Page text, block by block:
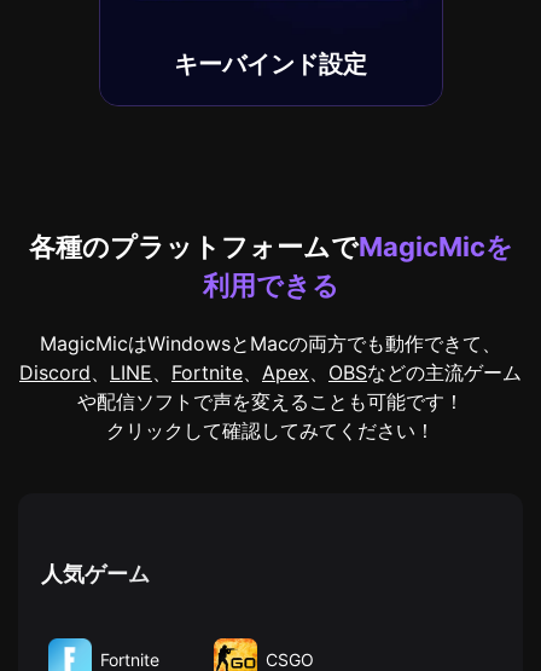
キーバインド設定
各種のプラットフォームでMagicMicを
利用できる
MagicMicはWindowsとMacの両方でも動作できて、
Discord
LINE Fortnite Apex OBSなどの主流ゲーム
や配信ソフトで声を変えることも可能です！
クリックして確認してみてください！
人気ゲーム
Fortnite CSGO